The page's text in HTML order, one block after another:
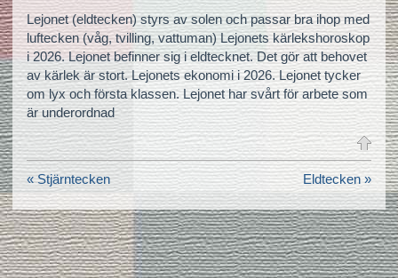
Lejonet (eldtecken) styrs av solen och passar bra ihop med
luftecken (våg, tvilling, vattuman) Lejonets kärlekshoroskop
i 2026. Lejonet befinner sig i eldtecknet. Det gör att behovet
av kärlek är stort. Lejonets ekonomi i 2026. Lejonet tycker
om lyx och första klassen. Lejonet har svårt för arbete som
är underordnad
« Stjärntecken Eldtecken »